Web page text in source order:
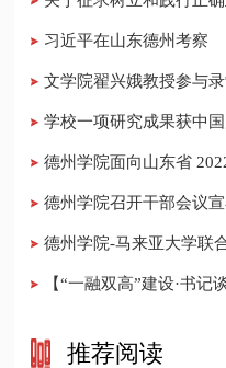
习近平在山东德州考察
​文学院翟兴娥教授参与录制德州交通音乐频道《科
学校一项研究成果获中国产学研合作促进会科技创
德州学院面向山东省
​德州学院召开干部会议宣布省委关于学校领导班子
德州学院-马来亚大学联
推荐阅读